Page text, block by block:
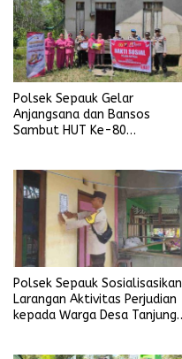
Polsek Sepauk Gelar
Anjangsana dan Bansos
Sambut HUT Ke-80
Polsek Sepauk Sosialisasikan
Larangan Aktivitas Perjudian
kepada Warga Desa Tanjung